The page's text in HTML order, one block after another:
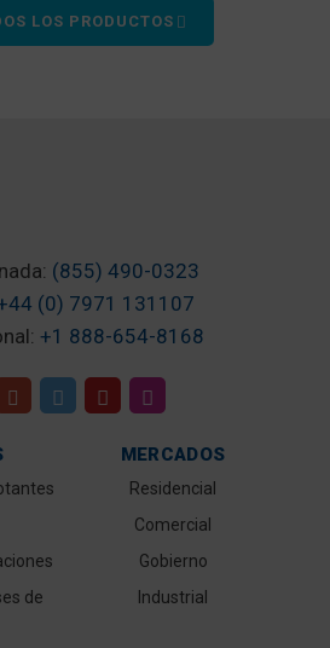
LOS PRODUCTOS
(855) 490-0323
(0) 7971 131107
+1 888-654-8168
de
MERCADOS
Residencial
Comercial
Gobierno
Industrial